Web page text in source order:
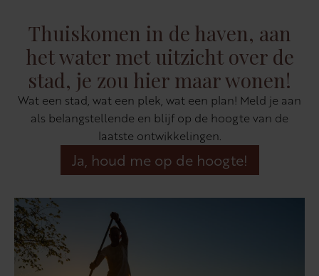
Thuiskomen in de haven, aan
het water met uitzicht over de
stad, je zou hier maar wonen!
Wat een stad, wat een plek, wat een plan! Meld je aan
als belangstellende en blijf op de hoogte van de
laatste ontwikkelingen.
Ja, houd me op de hoogte!